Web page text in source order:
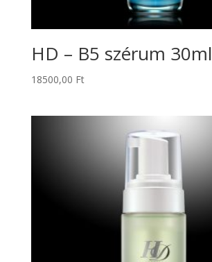
HD – B5 szérum 30ml
18500,00 Ft